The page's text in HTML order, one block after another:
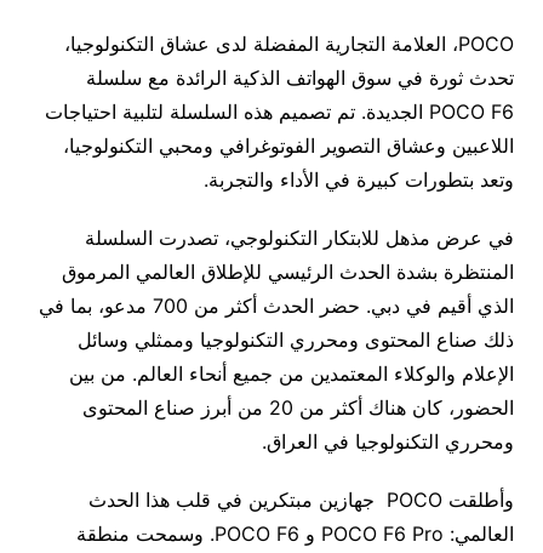
POCO، العلامة التجارية المفضلة لدى عشاق التكنولوجيا،
تحدث ثورة في سوق الهواتف الذكية الرائدة مع سلسلة
POCO F6 الجديدة. تم تصميم هذه السلسلة لتلبية احتياجات
اللاعبين وعشاق التصوير الفوتوغرافي ومحبي التكنولوجيا،
وتعد بتطورات كبيرة في الأداء والتجربة.
في عرض مذهل للابتكار التكنولوجي، تصدرت السلسلة
المنتظرة بشدة الحدث الرئيسي للإطلاق العالمي المرموق
الذي أقيم في دبي. حضر الحدث أكثر من 700 مدعو، بما في
ذلك صناع المحتوى ومحرري التكنولوجيا وممثلي وسائل
الإعلام والوكلاء المعتمدين من جميع أنحاء العالم. من بين
الحضور، كان هناك أكثر من 20 من أبرز صناع المحتوى
ومحرري التكنولوجيا في العراق.
وأطلقت POCO جهازين مبتكرين في قلب هذا الحدث
العالمي: POCO F6 Pro و POCO F6. وسمحت منطقة